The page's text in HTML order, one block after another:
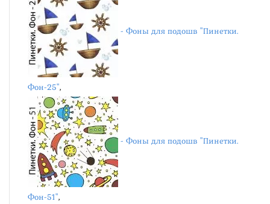
- Фоны для подошв "Пинетки.
Фон-25",
- Фоны для подошв "Пинетки.
Фон-51",